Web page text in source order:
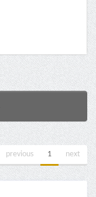
previous 1 next